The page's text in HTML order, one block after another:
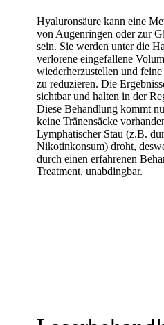
Hyaluronsäure kann eine
von Augenringen oder zur
sein. Sie werden unter die
verlorene eingefallene
wiederherzustellen und
zu reduzieren. Die
sichtbar und halten in der
Diese Behandlung kommt
keine Tränensäcke
Lymphatischer Stau (z.B.
Nikotinkonsum) droht,
durch einen erfahrenen
Treatment, unabdingbar.